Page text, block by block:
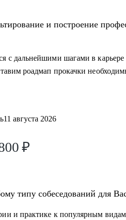
и построение
с дальнейшими шагами в
роадмап прокачки
11 августа 2026
₽
типу собеседований для
и практике к популярным видам